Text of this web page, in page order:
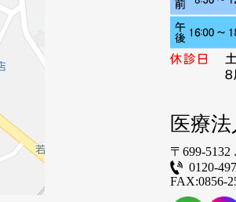
医療
〒699-5132
0120-
FAX:0856-